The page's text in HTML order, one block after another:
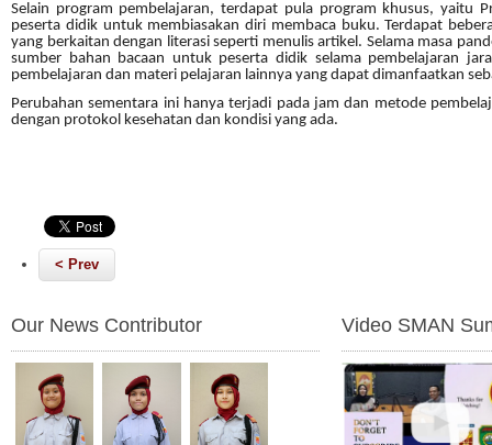
Selain program pembelajaran, terdapat pula program khusus, yaitu
peserta didik untuk membiasakan diri membaca buku. Terdapat
yang berkaitan dengan literasi seperti menulis artikel. Selama masa
sumber bahan bacaan untuk peserta didik selama pembelajaran
pembelajaran dan materi pelajaran lainnya yang dapat dimanfaatkan
Perubahan sementara ini hanya terjadi pada jam dan metode
dengan protokol kesehatan dan kondisi yang ada.
< Prev
Our News Contributor Video SMAN